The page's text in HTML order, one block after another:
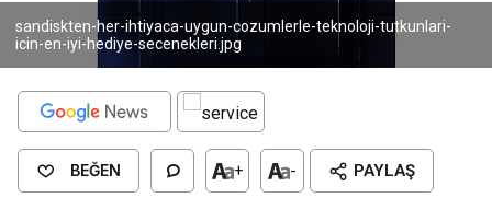
sandiskten-her-ihtiyaca-uygun-cozumlerle-teknoloji-tutkunlari-
icin-en-iyi-hediye-secenekleri.jpg
BEĞEN + - PAYLAŞ